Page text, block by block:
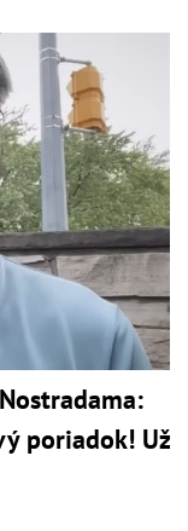
poriadok! Už